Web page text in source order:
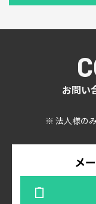
お問い
※ 法人様の
メ